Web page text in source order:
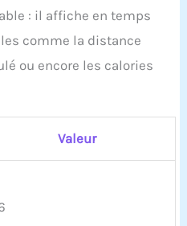
Kinomap et FS. Ces
vous offrent
des possibilités
améliorez votre
des
: il affiche en temps
comme la distance
ou encore les calories
Valeur